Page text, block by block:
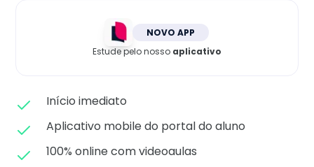
NOVO APP
Estude pelo nosso aplicativo
Início imediato
Aplicativo mobile do portal do aluno
100% online com videoaulas